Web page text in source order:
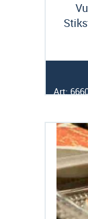
Art: